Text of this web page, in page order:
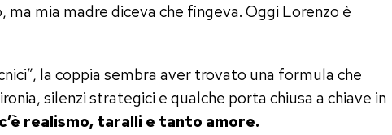
ma mia madre diceva che fingeva. Oggi Lorenzo è
la coppia sembra aver trovato una formula che
silenzi strategici e qualche porta chiusa a chiave in
realismo, taralli e tanto amore.